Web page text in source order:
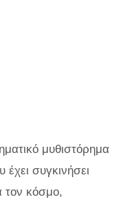
μυθιστόρημα
έχει συγκινήσει
τον κόσμο,